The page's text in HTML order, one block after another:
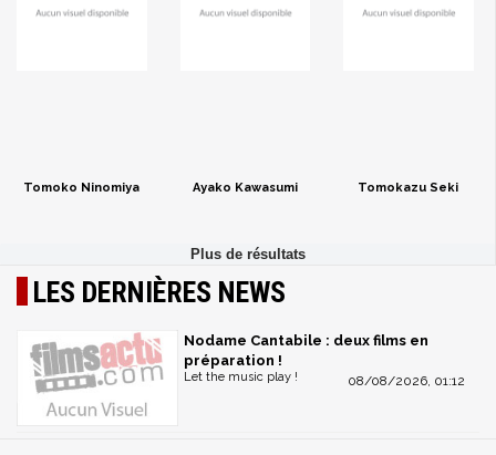
Tomoko Ninomiya Ayako Kawasumi Tomokazu Seki
LES DERNIÈRES NEWS
Nodame Cantabile : deux films en
préparation !
08/08/2026, 01:12
Let the music play !